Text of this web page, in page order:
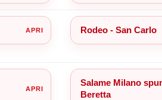
Rodeo - San Carlo
Salame Milano
Beretta